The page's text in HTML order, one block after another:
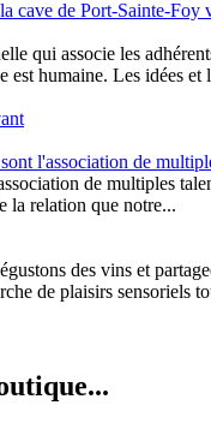
qui associe les
est humaine. Les idées et
de multiples
la relation que notre...
des vins et
de plaisirs sensoriels